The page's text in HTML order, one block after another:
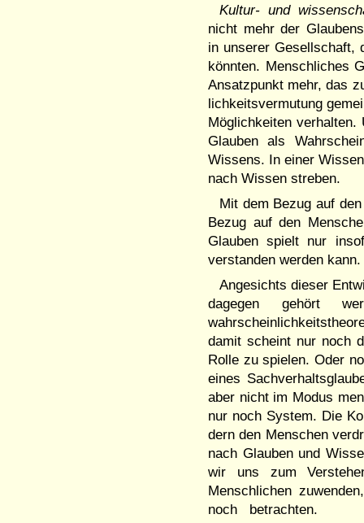
Kultur- und
nicht mehr der
in un­se­rer Ge­sell­schaft,
könn­ten. Mensch­li­ches
Ansatzpunkt mehr, das
lichkeitsvermu­tung
Möglichkeiten verhalten.
Glauben als
Wissens. In einer
nach Wissen streben.
Mit dem Bezug auf
Be­zug auf den
Glau­ben spielt nur
verstan­den wer­den
Angesichts dieser
da­ge­gen gehört
damit scheint nur noch
Rolle zu spielen. Oder
eines
aber nicht im Modus
nur noch System. Die
dern den Menschen
nach Glauben und
wir uns zum
Menschlichen
noch betrachten.